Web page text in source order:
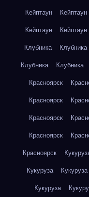
Кейптаун
Кейптаун
Кейптаун
Кейптаун
Клубника
Клубника
Клубника
Клубника
Красноярск
Красноярск
Красноярск
Красноярск
Красноярск
Кукуруза
Кукуруза
Кукуруза